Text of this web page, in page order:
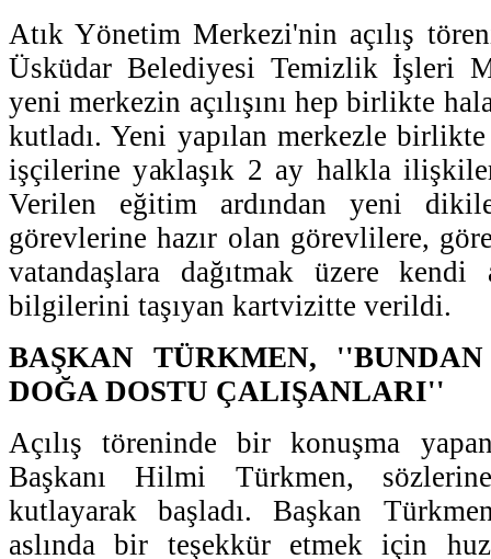
Atık Yönetim Merkezi'nin açılış
Üsküdar Belediyesi Temizlik İşleri
yeni merkezin açılışını hep birlikte
kutladı. Yeni yapılan merkezle
işçilerine yaklaşık 2 ay halkla
Verilen eğitim ardından yeni
görevlerine hazır olan görevlilere,
vatandaşlara dağıtmak üzere
bilgilerini taşıyan kartvizitte verildi.
BAŞKAN TÜRKMEN,
DOĞA DOSTU ÇALIŞANLARI''
Açılış töreninde bir konuşma
Başkanı Hilmi Türkmen,
kutlayarak başladı. Başkan
aslında bir teşekkür etmek için